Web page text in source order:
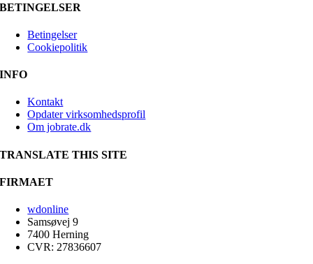
BETINGELSER
Betingelser
Cookiepolitik
INFO
Kontakt
Opdater virksomhedsprofil
Om jobrate.dk
TRANSLATE THIS SITE
FIRMAET
wdonline
Samsøvej 9
7400 Herning
CVR: 27836607